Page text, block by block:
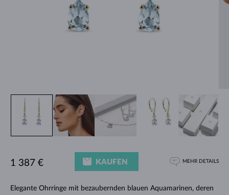
Elegante Ohrringe mit bezaubernden blauen Aquamarinen, deren
1 387 € KAUFEN MEHR DETAILS